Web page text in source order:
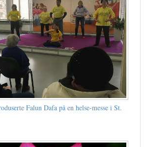
Falun Dafa på en helse-messe i St.